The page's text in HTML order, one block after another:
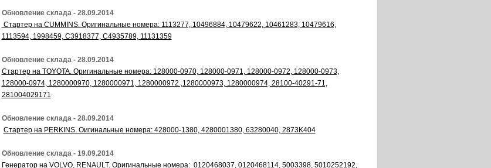
Обновление склада - 28.09.2014
Стартер на CUMMINS. Оригинальные номера: 1113277, 10496884, 10479622, 10461283, 10479616,
1113594, 1998459, C3918377, C4935789, 11131359
Обновление склада - 28.09.2014
Стартер на TOYOTA. Оригинальные номера: 128000-0970, 128000-0971, 128000-0972, 128000-0973,
128000-0974, 1280000970, 1280000971, 1280000972 ,1280000973, 1280000974, 28100-40291-71,
281004029171
Обновление склада - 28.09.2014
Стартер на PERKINS. Оигинальные номера: 428000-1380, 4280001380, 63280040, 2873K404
Обновление склада - 19.09.2014
Генератор на VOLVO, RENAULT. Оригинальные номера: 0120468037, 0120468114, 5003398, 5010252192,